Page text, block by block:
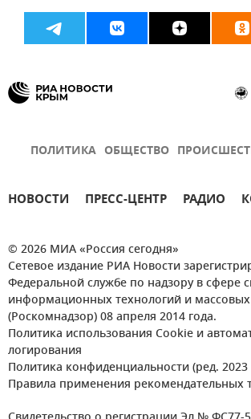
ПОЛИТИКА ОБЩЕСТВО
НОВОСТИ ПРЕСС-ЦЕНТР РАДИО
© 2026 МИА «Россия сегодня»
Сетевое издание РИА Новости
Федеральной службе по надзору в сфере
информационных технологий и
(Роскомнадзор) 08 апреля 2014 года.
Политика использования Cookie и
логирования
Политика конфиденциальности (ред. 2023
Правила применения рекомендательных